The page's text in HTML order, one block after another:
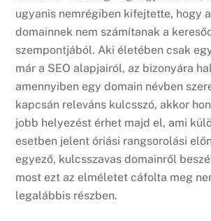
ugyanis nemrégiben kifejtette, hogy
domainnek nem számítanak a
szempontjából. Aki életében csak
már a SEO alapjairól, az bizonyára
amennyiben egy domain névben
kapcsán releváns kulcsszó, akkor
jobb helyezést érhet majd el, ami
esetben jelent óriási rangsorolási
egyező, kulcsszavas domainről
most ezt az elméletet cáfolta meg
legalábbis részben.